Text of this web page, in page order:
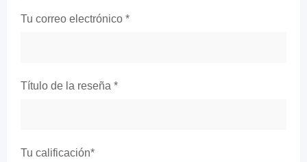
Tu correo electrónico *
Título de la reseña *
Tu calificación*